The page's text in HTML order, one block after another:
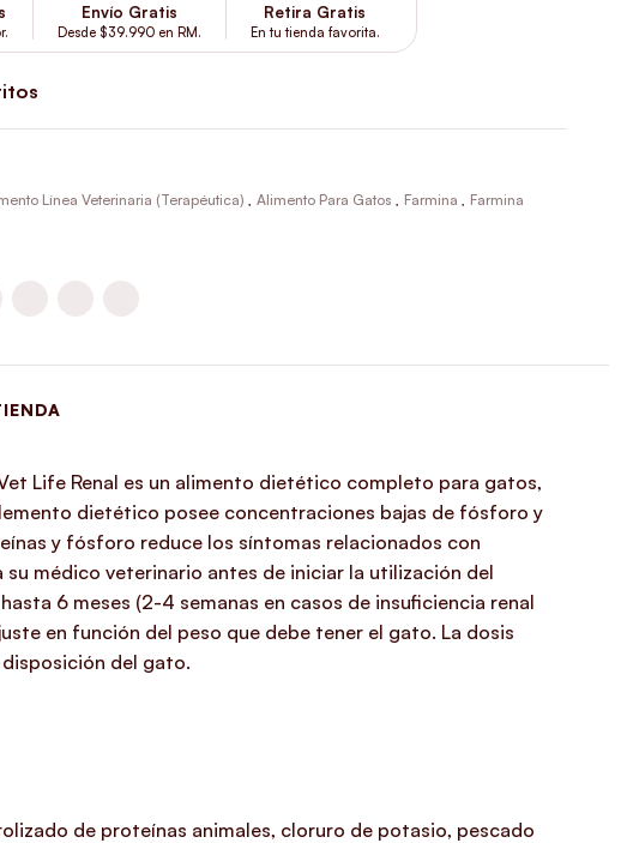
Envío Gratis
Desde $39.990 en RM.
Retira Gratis
En tu tienda favorita.
Línea Veterinaria (Terapéutica) , Alimento Para Gatos , Farmina , Farmina
Life Renal es un alimento dietético completo para gatos,
dietético posee concentraciones bajas de fósforo y
y fósforo reduce los síntomas relacionados con
médico veterinario antes de iniciar la utilización del
6 meses (2-4 semanas en casos de insuficiencia renal
en función del peso que debe tener el gato. La dosis
disposición del gato.
de proteínas animales, cloruro de potasio, pescado